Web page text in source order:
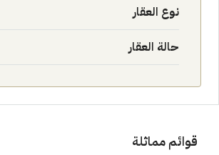
نوع العقار
حالة العقار
قوائم مماثلة